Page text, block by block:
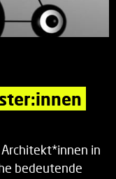
in
bedeutende